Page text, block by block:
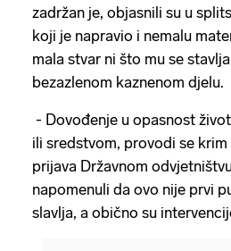
zadržan je, objasnili su u
koji je napravio i nemalu
mala stvar ni što mu se
bezazlenom kaznenom djelu.
- Dovođenje u opasnost
ili sredstvom, provodi se
prijava Državnom
napomenuli da ovo nije prvi
slavlja, a obično su